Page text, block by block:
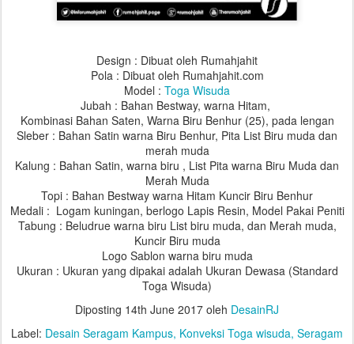
Design : Dibuat oleh Rumahjahit
Pola : Dibuat oleh Rumahjahit.com
Model : Toga Wisuda
Jubah : Bahan Bestway, warna Hitam,
Kombinasi Bahan Saten, Warna Biru Benhur (25), pada lengan
Sleber : Bahan Satin warna Biru Benhur, Pita List Biru muda dan
merah muda
Kalung : Bahan Satin, warna biru , List Pita warna Biru Muda dan
Merah Muda
Topi : Bahan Bestway warna Hitam Kuncir Biru Benhur
Medali : Logam kuningan, berlogo Lapis Resin, Model Pakai Peniti
Tabung : Beludrue warna biru List biru muda, dan Merah muda,
Kuncir Biru muda
Logo Sablon warna biru muda
Ukuran : Ukuran yang dipakai adalah Ukuran Dewasa (Standard
Toga Wisuda)
Diposting 14th June 2017 oleh DesainRJ
Label: Desain Seragam Kampus Konveksi Toga wisuda Seragam